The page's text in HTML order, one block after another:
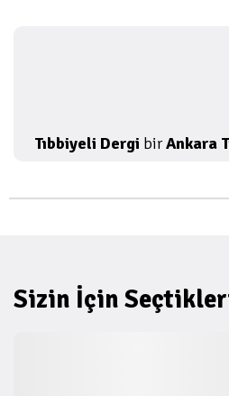
Tıbbiyeli Dergi birAnkara
Sizin İçin